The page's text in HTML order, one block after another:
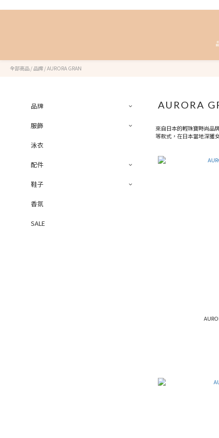
全部商品 /品牌 /AURORA GRAN
品牌
服飾
泳衣
配件
鞋子
香氛
SALE
AURORA
來自日本的輕珠寶時尚品
等款式，在日本當地深獲